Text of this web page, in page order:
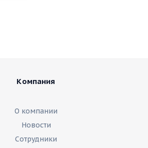
Компания
О компании
Новости
Сотрудники